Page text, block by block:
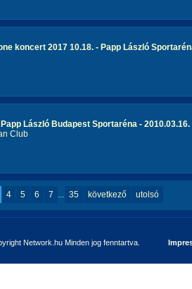
koncert 2017 10.18. - Papp László
Papp László Budapest Sportaréna - 2010.03.16.
Club
4 5 6 7 ... 35 következő utolsó
Network.hu Minden jog fenntartva.